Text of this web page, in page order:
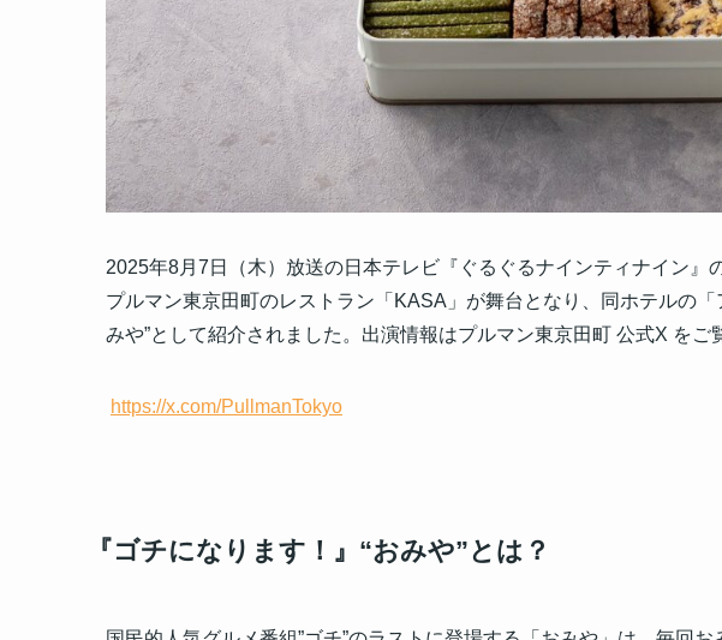
2025年8月7日（木）放送の日本テレビ『ぐるぐるナインティナイン』
プルマン東京田町のレストラン「KASA」が舞台となり、同ホテルの
みや”として紹介されました。出演情報はプルマン東京田町 公式X をご
https://x.com/PullmanTokyo
『ゴチになります！』“おみや”とは？